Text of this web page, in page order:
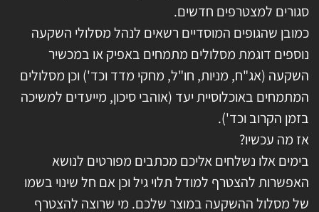
סגורים למצטרפים חדשים.
כמובן שהגופים המוסדיים רשאים לנהל מסלולי השקעה
נוספים דוגמת מסלולים מתמחים באפיק או במכשיר
השקעה (אג"ח, מניות, חו"ל, מחקי מדד וכד') וכן מסלולים
המתמחים באוכלוסיית יעד (אוהבי סיכון, מייעדים למשיכה
בזמן הקרוב וכד').
אז מה עכשיו?
בימים אלו נשלחים אליכם מכתבים מפורטים לנושא
האפשרות להצטרף למודל תלוי גיל וכן אם חל שינוי בשמו
של מסלול ההשקעה במוצר שלכם. מי שרוצה להצטרף